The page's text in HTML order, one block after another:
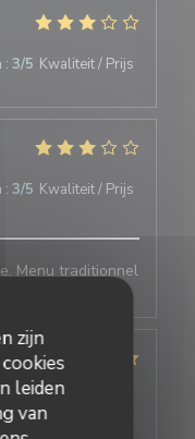
zijn
leiden
van
: 3/5 Kwaliteit / Prijs
: 3/5 Kwaliteit / Prijs
Menu traditionnel
: 5/5 Kwaliteit / Prijs